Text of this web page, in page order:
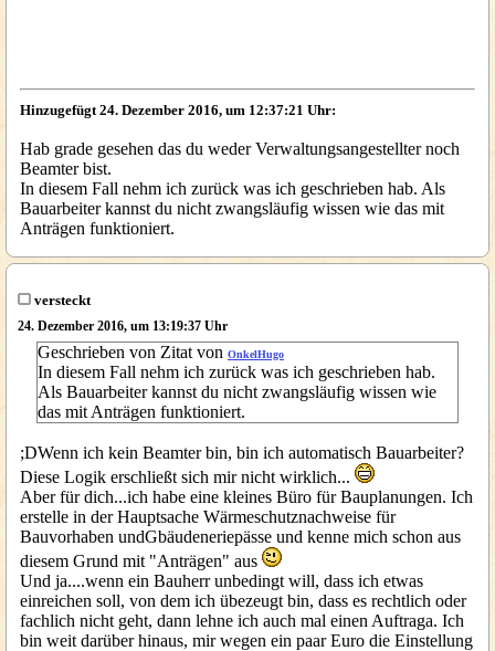
Hinzugefügt 24. Dezember 2016, um 12:37:21 Uhr:
Hab grade gesehen das du weder Verwaltungsangestellter noch
Beamter bist.
In diesem Fall nehm ich zurück was ich geschrieben hab. Als
Bauarbeiter kannst du nicht zwangsläufig wissen wie das mit
Anträgen funktioniert.
versteckt
24. Dezember 2016, um 13:19:37 Uhr
Geschrieben von Zitat von OnkelHugo
In diesem Fall nehm ich zurück was ich geschrieben hab.
Als Bauarbeiter kannst du nicht zwangsläufig wissen wie
das mit Anträgen funktioniert.
;DWenn ich kein Beamter bin, bin ich automatisch Bauarbeiter?
Diese Logik erschließt sich mir nicht wirklich...
Aber für dich...ich habe eine kleines Büro für Bauplanungen. Ich
erstelle in der Hauptsache Wärmeschutznachweise für
Bauvorhaben undGbäudeneriepässe und kenne mich schon aus
diesem Grund mit "Anträgen" aus
Und ja....wenn ein Bauherr unbedingt will, dass ich etwas
einreichen soll, von dem ich übezeugt bin, dass es rechtlich oder
fachlich nicht geht, dann lehne ich auch mal einen Auftraga. Ich
bin weit darüber hinaus, mir wegen ein paar Euro die Einstellung